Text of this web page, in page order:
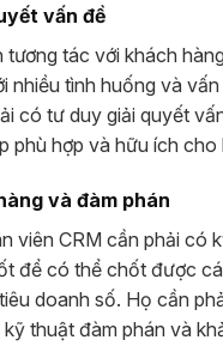
vấn đề
tương tác với khách
nhiều tình huống và
có tư duy giải quyết
phù hợp và hữu ích cho
và đàm phán
viên CRM cần phải có
để có thể chốt được
doanh số. Họ cần
kỹ thuật đàm phán và